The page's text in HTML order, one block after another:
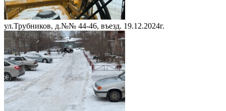
ул.Трубников, д.№№ 44-46, въезд. 19.12.2024г.